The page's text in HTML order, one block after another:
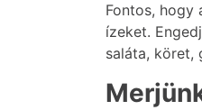
Fontos, hogy
ízeket.
saláta, köret,